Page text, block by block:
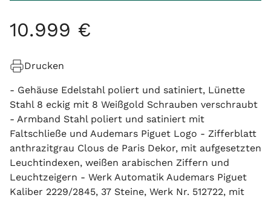
10.999 €
Drucken
- Gehäuse Edelstahl poliert und satiniert, Lünette
Stahl 8 eckig mit 8 Weißgold Schrauben verschraubt
- Armband Stahl poliert und satiniert mit
Faltschließe und Audemars Piguet Logo - Zifferblatt
anthrazitgrau Clous de Paris Dekor, mit aufgesetzten
Leuchtindexen, weißen arabischen Ziffern und
Leuchtzeigern - Werk Automatik Audemars Piguet
Kaliber 2229/2845, 37 Steine, Werk Nr. 512722, mit